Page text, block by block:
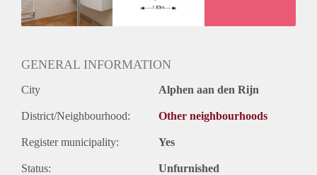
GENERAL INFORMATION
City Alphen aan den Rijn
District/Neighbourhood: Other neighbourhoods
Register municipality: Yes
Status: Unfurnished